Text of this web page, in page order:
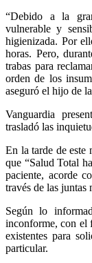
“Debido a la
vulnerable y
higienizada. Por
horas. Pero,
trabas para
orden de los
aseguró el hijo de
Vanguardia
trasladó las
En la tarde de este
que “Salud Total
paciente, acorde
través de las juntas
Según lo
inconforme, con el
existentes para
particular.